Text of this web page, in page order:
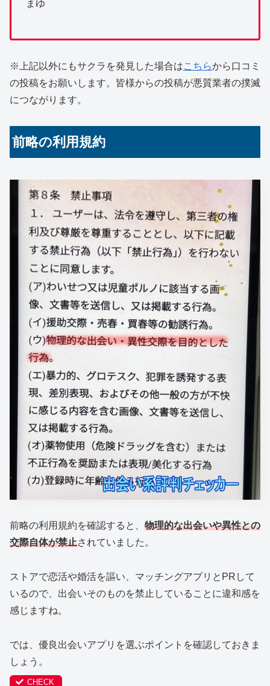
まゆ
※上記以外にもサクラを発見した場合はこちらから口コミ
の投稿をお願いします。皆様からの投稿が悪質業者の撲滅
につながります。
前略の利用規約
前略の利用規約を確認すると、 物理的な出会いや異性との
交際自体が禁止されていました。
ストアで恋活や婚活を謳い、マッチングアプリとPRして
いるので、出会いそのものを禁止していることに違和感を
感じますね。
では、優良出会いアプリを選ぶポイントを確認しておきま
しょう。